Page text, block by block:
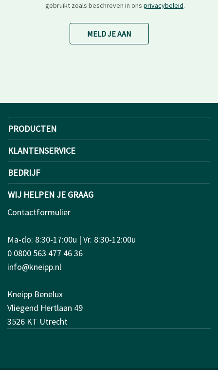
gebruikt zoals beschreven in ons privacybeleid.
MELD JE AAN
PRODUCTEN
KLANTENSERVICE
BEDRIJF
WIJ HELPEN JE GRAAG
Contactformulier
Ma-do: 8:30-17:00u | Vr. 8:30-12:00u
0 0800 563 477 46 36
info@kneipp.nl
Kneipp Benelux
Vliegend Hertlaan 49
3526 KT Utrecht